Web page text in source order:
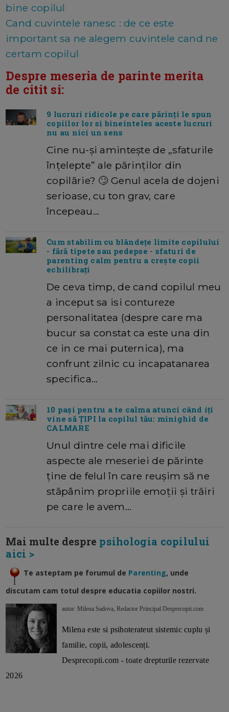
bine copilul
Cand cuvintele ranesc : de ce este
important sa ne alegem cuvintele cand ne
certam copilul
Despre meseria de parinte merita
de citit si:
9 lucruri ridicole pe care părinți le spun
copiilor lor si bineinteles aceste lucruri
nu au nici un sens
Cine nu-și amintește de „sfaturile
înțelepte” ale părinților din
copilărie? 🙄 Genul acela de dojeni
serioase, cu ton grav, care
începeau…
Cum stabilim cu blândeţe limite copilului
- fără tipete sau pedepse - sfaturi de
parenting calm pentru a creşte copii
echilibraţi
De ceva timp, de cand copilul meu
a inceput sa isi contureze
personalitatea (despre care ma
bucur sa constat ca este una din
ce in ce mai puternica), ma
confrunt zilnic cu incapatanarea
specifica…
10 pași pentru a te calma atunci când iți
vine să ȚIPI la copilul tău: minighid de
CALMARE
Unul dintre cele mai dificile
aspecte ale meseriei de părinte
ține de felul în care reușim să ne
stăpânim propriile emoții și trăiri
pe care le avem…
Mai multe despre psihologia copilului
aici >
Te asteptam pe forumul de Parenting, unde
discutam cam totul despre educatia copiilor nostri.
autor: Milena Sadova, Redactor Principal Desprecopii.com
Milena este si psihoterateut sistemic cuplu și
familie, copii, adolescenți.
Desprecopii.com - toate drepturile rezervate
2026